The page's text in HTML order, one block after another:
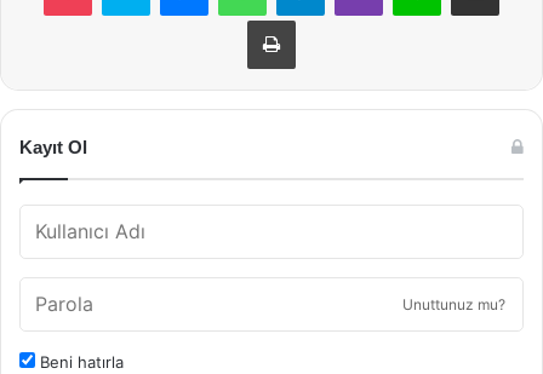
Yazdır
Kayıt Ol
Unuttunuz mu?
Beni hatırla